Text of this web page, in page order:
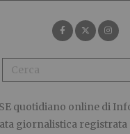
quotidiano online di
giornalistica